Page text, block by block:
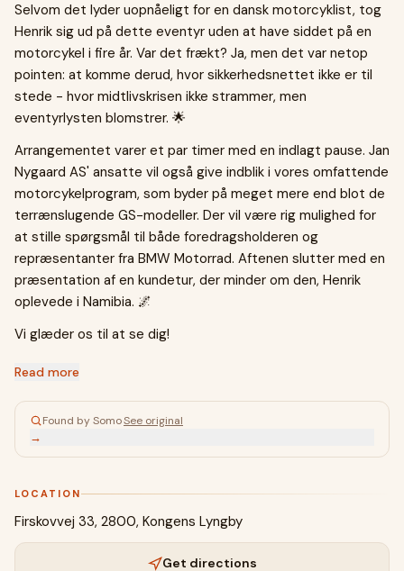
Selvom det lyder uopnåeligt for en dansk motorcyklist, tog
Henrik sig ud på dette eventyr uden at have siddet på en
motorcykel i fire år. Var det frækt? Ja, men det var netop
pointen: at komme derud, hvor sikkerhedsnettet ikke er til
stede - hvor midtlivskrisen ikke strammer, men
eventyrlysten blomstrer. 🌟
Arrangementet varer et par timer med en indlagt pause. Jan
Nygaard AS' ansatte vil også give indblik i vores omfattende
motorcykelprogram, som byder på meget mere end blot de
terrænslugende GS-modeller. Der vil være rig mulighed for
at stille spørgsmål til både foredragsholderen og
repræsentanter fra BMW Motorrad. Aftenen slutter med en
præsentation af en kundetur, der minder om den, Henrik
oplevede i Namibia. 🌌
Vi glæder os til at se dig!
Read more
Found by SomoSee original
→
LOCATION
Firskovvej 33, 2800, Kongens Lyngby
Get directions